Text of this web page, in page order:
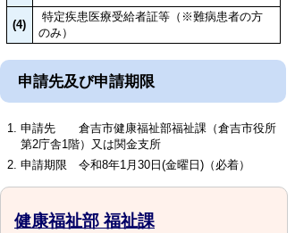
(4)
特定疾患医療受給者証等（※難病患者の方
のみ）
申請先及び申請期限
申請先 倉吉市健康福祉部福祉課（倉吉市役所
第2庁舎1階）又は関金支所
申請期限 令和8年1月30日(金曜日)（必着）
健康福祉部 福祉課